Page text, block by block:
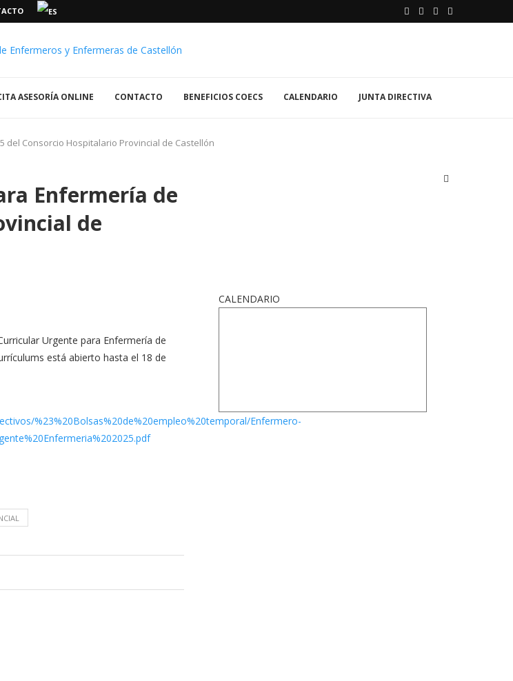
ASESORÍA ONLINE CONTACTO BENEFICIOS COECS CALENDARIO JUNTA DIRECTIVA
del Consorcio Hospitalario Provincial de Castellón
Enfermería de
de
Urgente para Enfermería de
está abierto hasta el 18 de
%23%20Bolsas%20de%20empleo%20temporal/Enfermero-
CALENDARIO